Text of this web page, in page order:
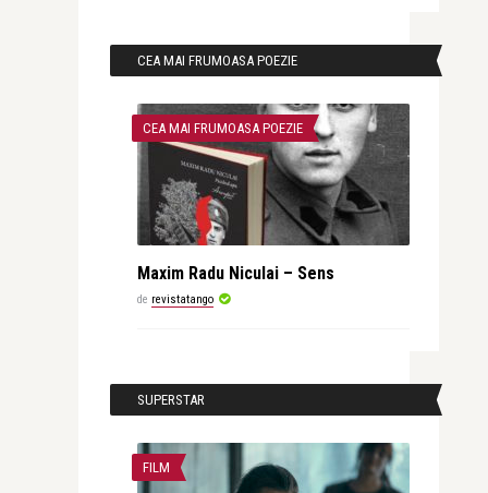
CEA MAI FRUMOASA POEZIE
CEA MAI FRUMOASA POEZIE
Maxim Radu Niculai – Sens
de revistatango
SUPERSTAR
FILM